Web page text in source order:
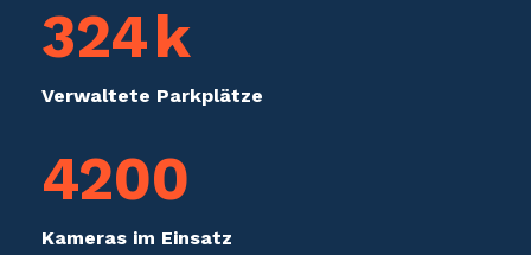
324k
Verwaltete Parkplätze
4200
Kameras im Einsatz